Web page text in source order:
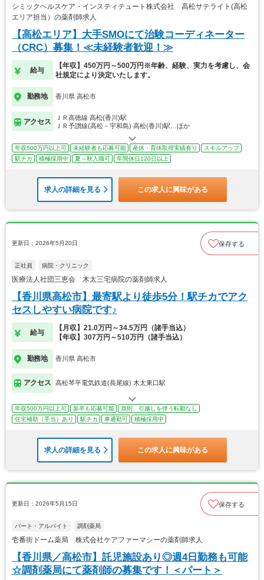
シミックヘルスケア・インスティテュート株式会社 高松サテライト(高松
エリア担当）の薬剤師求人
【高松エリア】大手SMOにて治験コーディネーター
（CRC）募集！≪未経験者歓迎！≫
給与
【年収】450万円～500万円※年齢、経験、実力を考慮し、会
社規定により決定いたします。
勤務地 香川県 高松市
アクセス
ＪＲ高徳線 高松(香川)駅
ＪＲ予讃線(高松－宇和島) 高松(香川)駅…ほか
年収500万円以上可 未経験者も応募可能 産休・育休取得実績有り
スキルアップ
駅チカ
積極採用中 夏～秋入職可 年間休日120日以上
求人の詳細を見る この求人に興味がある
更新日：2026年5月20日 保存する
正社員 病院・クリニック
医療法人社団三恵会 木太三宅病院の薬剤師求人
【香川県高松市】最寄駅より徒歩5分！駅チカでアク
セスしやすい病院です♪
給与
【月収】21.0万円～34.5万円（諸手当込）
【年収】307万円～510万円（諸手当込）
勤務地 香川県 高松市
アクセス 高松琴平電気鉄道(長尾線) 木太東口駅
年収500万円以上可 新卒も応募可能
原則、引越しを伴う転勤なし
住宅補助（手当）あり
駅チカ 車通勤可 積極採用中
求人の詳細を見る この求人に興味がある
更新日：2026年5月15日 保存する
パート・アルバイト 調剤薬局
壱番街ドーム薬局 株式会社ケアファーマシーの薬剤師求人
【香川県／高松市】託児施設あり◎週4日勤務も可能
☆調剤薬局にて薬剤師の募集です！＜パート＞